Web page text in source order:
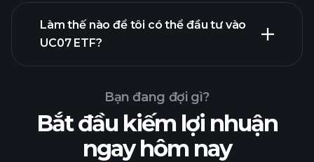
Làm thế nào để tôi có thể đầu tư vào
UC07 ETF?
Bạn đang đợi gì?
Bắt đầu kiếm lợi nhuận
ngay hôm nay